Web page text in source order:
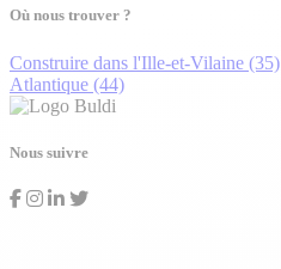
Où nous trouver ?
Construire dans l'Ille-et-Vilaine (35)
Atlantique (44)
Nous suivre